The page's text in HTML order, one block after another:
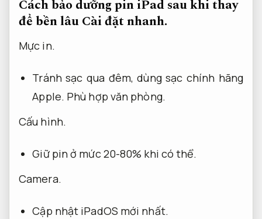
Cách bảo dưỡng pin iPad sau khi thay
để bền lâuCài đặt nhanh.
Mực in.
Tránh sạc qua đêm, dùng sạc chính hãng
Apple. Phù hợp văn phòng.
Cấu hình.
Giữ pin ở mức 20-80% khi có thể.
Camera.
Cập nhật iPadOS mới nhất.